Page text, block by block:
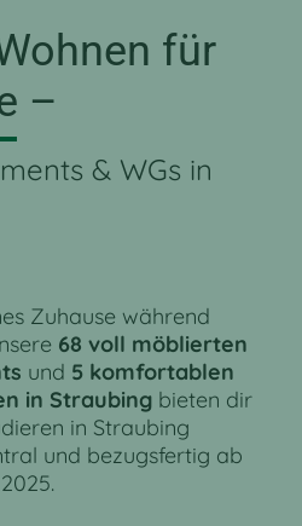
für
–
& WGs in
Zuhause während
68 voll möblierten
und 5 komfortablen
in Straubing bieten dir
in Straubing
und bezugsfertig ab